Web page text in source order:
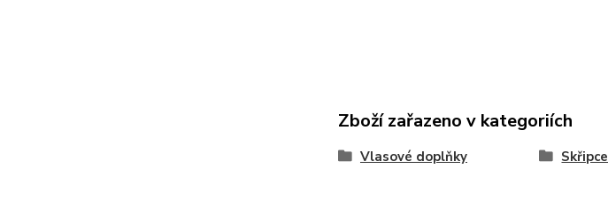
Zboží zařazeno v kategoriích
Vlasové doplňky Skřipce